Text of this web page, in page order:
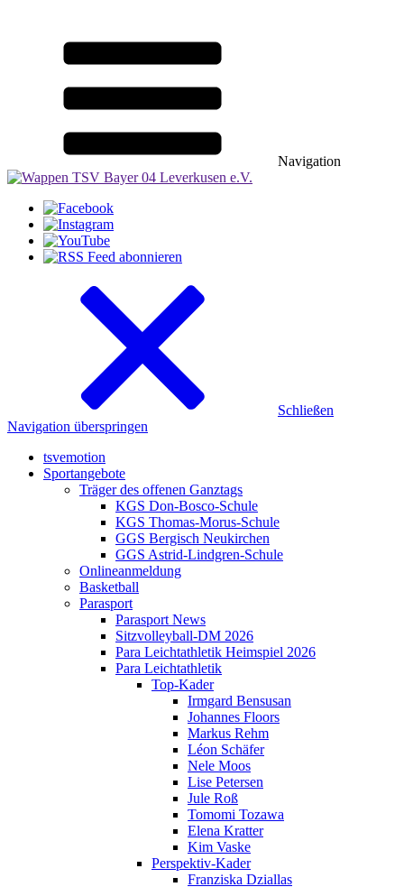
Navigation
Schließen
Navigation überspringen
tsvemotion
Sportangebote
Träger des offenen Ganztags
KGS Don-Bosco-Schule
KGS Thomas-Morus-Schule
GGS Bergisch Neukirchen
GGS Astrid-Lindgren-Schule
Onlineanmeldung
Basketball
Parasport
Parasport News
Sitzvolleyball-DM 2026
Para Leichtathletik Heimspiel 2026
Para Leichtathletik
Top-Kader
Irmgard Bensusan
Johannes Floors
Markus Rehm
Léon Schäfer
Nele Moos
Lise Petersen
Jule Roß
Tomomi Tozawa
Elena Kratter
Kim Vaske
Perspektiv-Kader
Franziska Dziallas